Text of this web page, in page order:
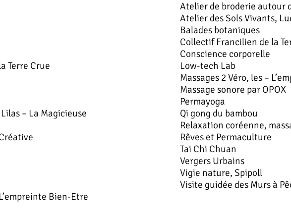
Terre Crue
– La Magicieuse
Bien-Etre
Atelier de broderie autour
Atelier des Sols Vivants,
Balades botaniques
Collectif Francilien de la
Conscience corporelle
Low-tech Lab
Massages 2 Véro, les –
Massage sonore par OPOX
Permayoga
Qi gong du bambou
Relaxation coréenne,
Rêves et Permaculture
Tai Chi Chuan
Vergers Urbains
Vigie nature, Spipoll
Visite guidée des Murs à